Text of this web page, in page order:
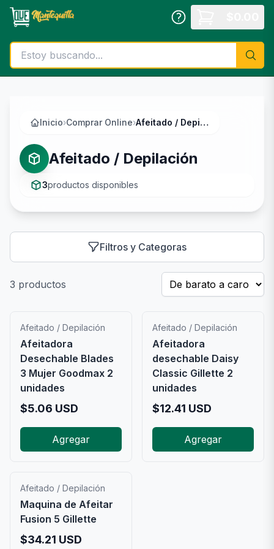
Saltar al contenido principal
Inicio›Comprar Online› Afeitado / Depilación
Afeitado / Depilación
3productos disponibles
Filtros y Categoras
3 productos
Afeitado / Depilación
Afeitadora
Desechable Blades
3 Mujer Goodmax 2
unidades
$5.06 USD
Agregar
Afeitado / Depilación
Afeitadora
desechable Daisy
Classic Gillette 2
unidades
$12.41 USD
Agregar
Afeitado / Depilación
Maquina de Afeitar
Fusion 5 Gillette
$34.21 USD